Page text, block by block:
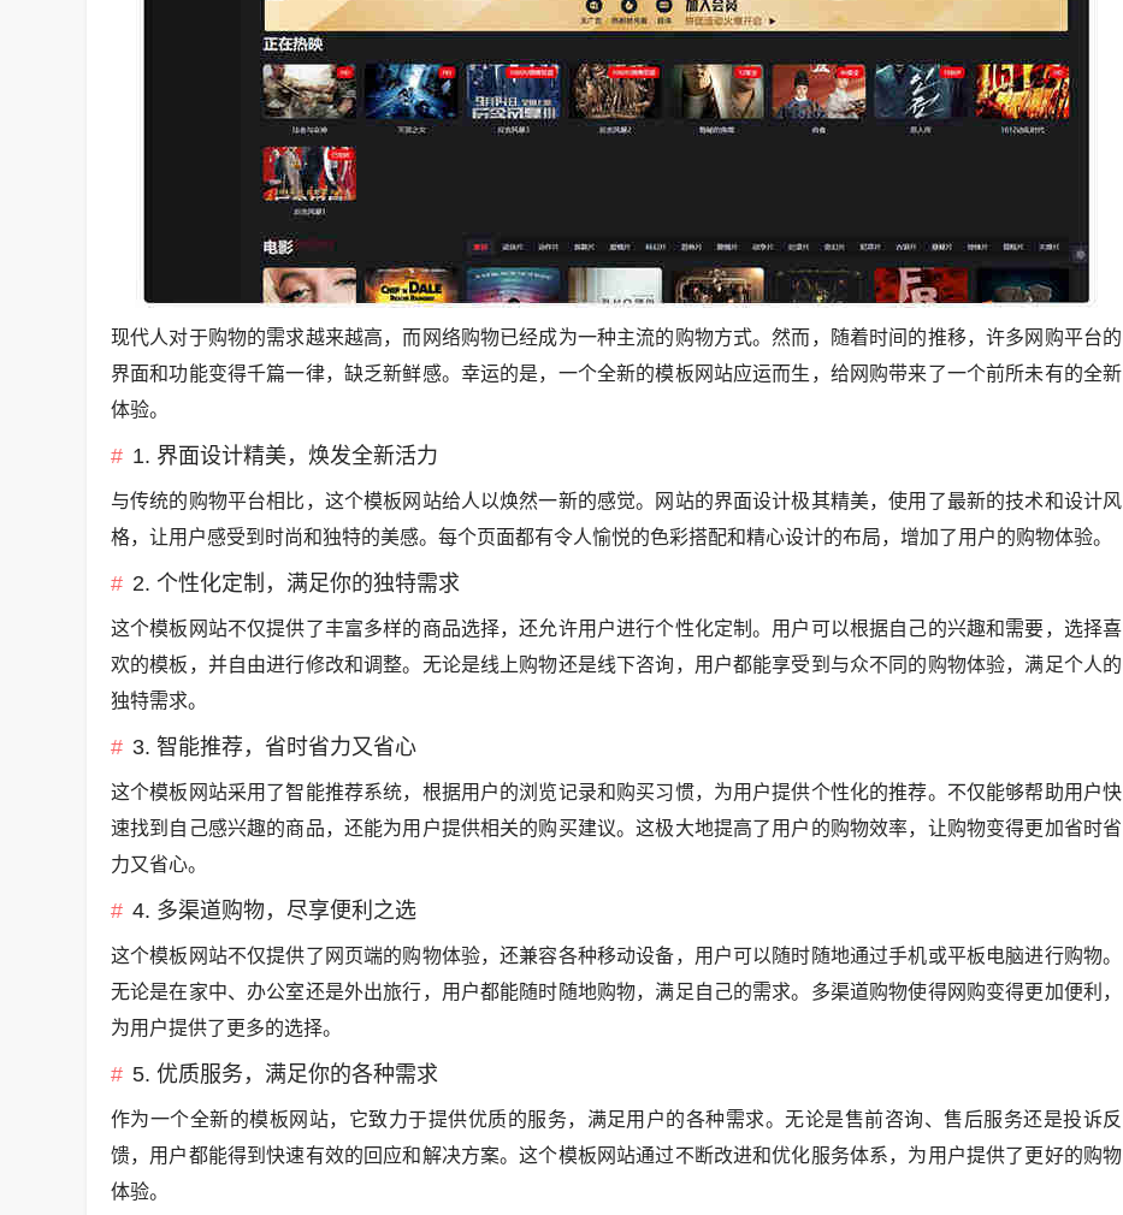
现代人对于购物的需求越来越高，而网络购物已经成为一种主流的购物方式。然而，随着时间的推移，许多网购平台的
界面和功能变得千篇一律，缺乏新鲜感。幸运的是，一个全新的模板网站应运而生，给网购带来了一个前所未有的全新
体验。
1. 界面设计精美，焕发全新活力
与传统的购物平台相比，这个模板网站给人以焕然一新的感觉。网站的界面设计极其精美，使用了最新的技术和设计风
格，让用户感受到时尚和独特的美感。每个页面都有令人愉悦的色彩搭配和精心设计的布局，增加了用户的购物体验。
2. 个性化定制，满足你的独特需求
这个模板网站不仅提供了丰富多样的商品选择，还允许用户进行个性化定制。用户可以根据自己的兴趣和需要，选择喜
欢的模板，并自由进行修改和调整。无论是线上购物还是线下咨询，用户都能享受到与众不同的购物体验，满足个人的
独特需求。
3. 智能推荐，省时省力又省心
这个模板网站采用了智能推荐系统，根据用户的浏览记录和购买习惯，为用户提供个性化的推荐。不仅能够帮助用户快
速找到自己感兴趣的商品，还能为用户提供相关的购买建议。这极大地提高了用户的购物效率，让购物变得更加省时省
力又省心。
4. 多渠道购物，尽享便利之选
这个模板网站不仅提供了网页端的购物体验，还兼容各种移动设备，用户可以随时随地通过手机或平板电脑进行购物。
无论是在家中、办公室还是外出旅行，用户都能随时随地购物，满足自己的需求。多渠道购物使得网购变得更加便利，
为用户提供了更多的选择。
5. 优质服务，满足你的各种需求
作为一个全新的模板网站，它致力于提供优质的服务，满足用户的各种需求。无论是售前咨询、售后服务还是投诉反
馈，用户都能得到快速有效的回应和解决方案。这个模板网站通过不断改进和优化服务体系，为用户提供了更好的购物
体验。